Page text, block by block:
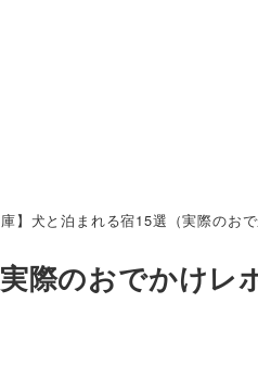
庫】犬と泊まれる宿15選（実際のお
際のおでかけレ